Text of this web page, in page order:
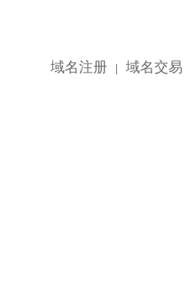
域名注册 | 域名交易